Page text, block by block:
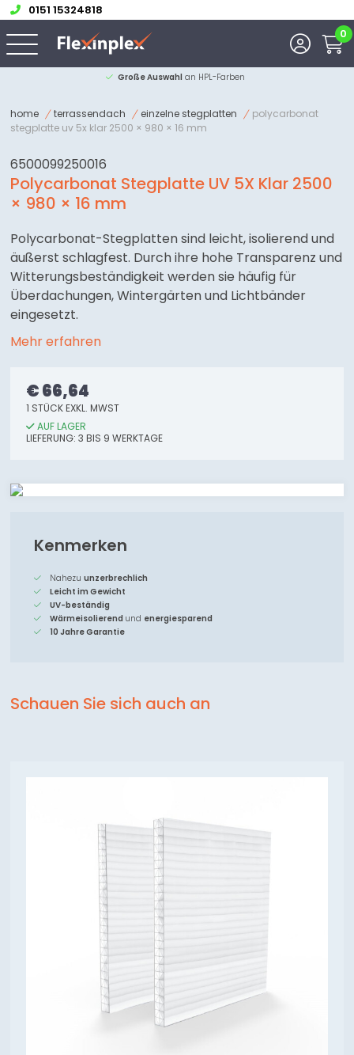
0151 15324818
0
home terrassendach einzelne stegplatten
polycarbonat
stegplatte uv 5x klar 2500 × 980 × 16 mm
6500099250016
Polycarbonat Stegplatte UV 5X Klar 2500
× 980 × 16 mm
Polycarbonat-Stegplatten sind leicht, isolierend und
äußerst schlagfest. Durch ihre hohe Transparenz und
Witterungsbeständigkeit werden sie häufig für
Überdachungen, Wintergärten und Lichtbänder
eingesetzt.
Mehr erfahren
€ 66,64
1 STÜCK EXKL. MWST
AUF LAGER
LIEFERUNG: 3 BIS 9 WERKTAGE
Kenmerken
Nahezuunzerbrechlich
Leicht im Gewicht
UV-beständig
Wärmeisolierend und energiesparend
10 Jahre Garantie
Schauen Sie sich auch an